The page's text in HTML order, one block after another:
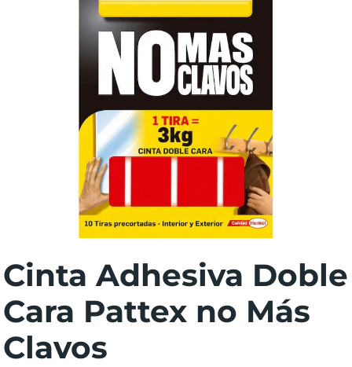
Cinta Adhesiva Doble
Cara Pattex no Más
Clavos